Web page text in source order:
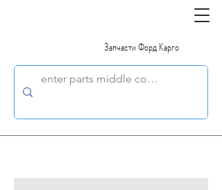
Запчасти Форд Карго